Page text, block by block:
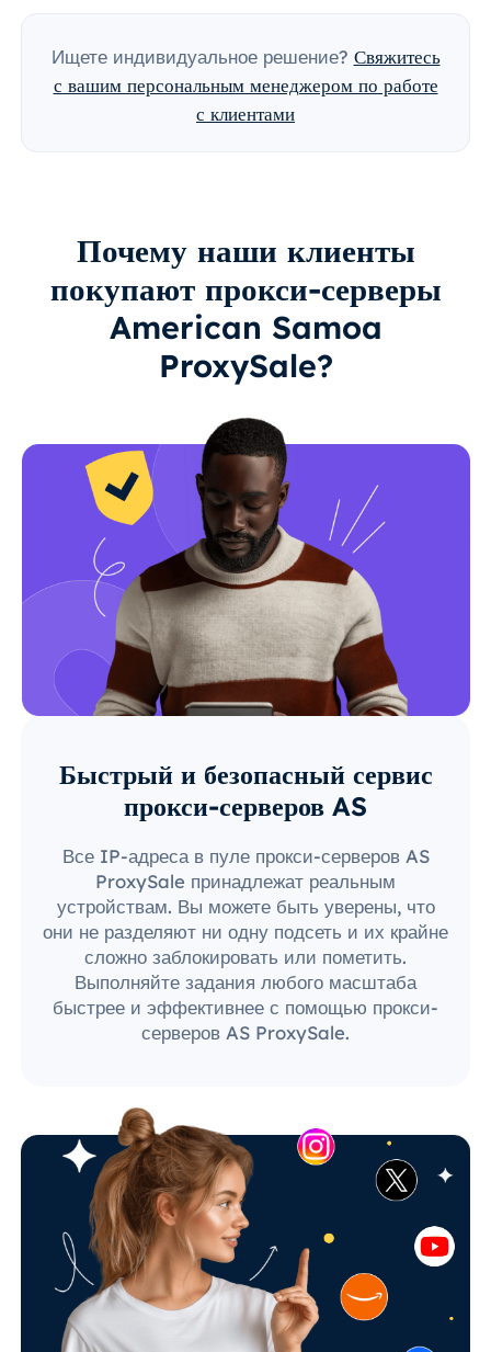
Ищете индивидуальное решение? Свяжитесь
с вашим персональным менеджером по работе
с клиентами
Почему наши клиенты
покупают прокси-серверы
American Samoa
ProxySale?
Быстрый и безопасный сервис
прокси-серверов AS
Все IP-адреса в пуле прокси-серверов AS
ProxySale принадлежат реальным
устройствам. Вы можете быть уверены, что
они не разделяют ни одну подсеть и их крайне
сложно заблокировать или пометить.
Выполняйте задания любого масштаба
быстрее и эффективнее с помощью прокси-
серверов AS ProxySale.